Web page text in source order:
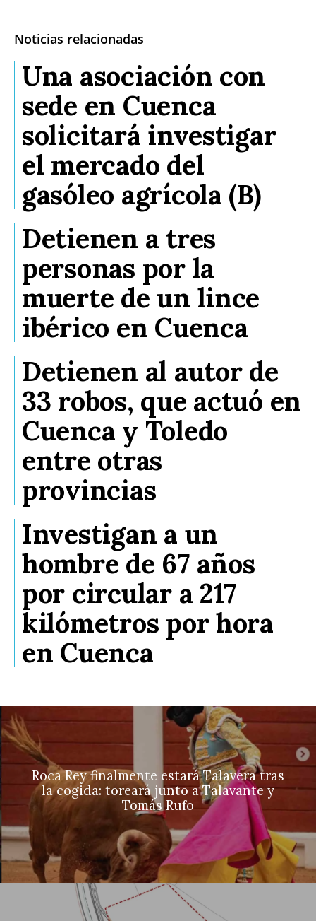
Noticias relacionadas
Una asociación con
sede en Cuenca
solicitará investigar
el mercado del
gasóleo agrícola (B)
Detienen a tres
personas por la
muerte de un lince
ibérico en Cuenca
Detienen al autor de
33 robos, que actuó en
Cuenca y Toledo
entre otras
provincias
Investigan a un
hombre de 67 años
por circular a 217
kilómetros por hora
en Cuenca
Roca Rey finalmente estará Talavera tras
la cogida: toreará junto a Talavante y
Tomás Rufo